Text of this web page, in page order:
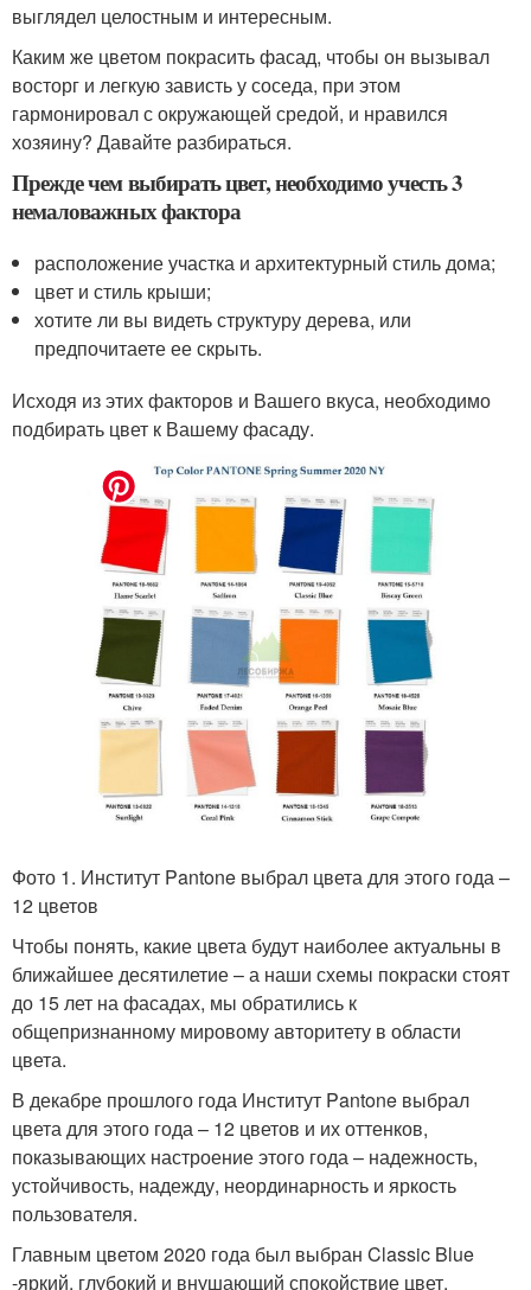
выглядел целостным и интересным.
Каким же цветом покрасить фасад, чтобы он вызывал
восторг и легкую зависть у соседа, при этом
гармонировал с окружающей средой, и нравился
хозяину? Давайте разбираться.
Прежде чем выбирать цвет, необходимо учесть 3
немаловажных фактора
расположение участка и архитектурный стиль дома;
цвет и стиль крыши;
хотите ли вы видеть структуру дерева, или
предпочитаете ее скрыть.
Исходя из этих факторов и Вашего вкуса, необходимо
подбирать цвет к Вашему фасаду.
Фото 1. Институт Pantone выбрал цвета для этого года –
12 цветов
Чтобы понять, какие цвета будут наиболее актуальны в
ближайшее десятилетие – а наши схемы покраски стоят
до 15 лет на фасадах, мы обратились к
общепризнанному мировому авторитету в области
цвета.
В декабре прошлого года Институт Pantone выбрал
цвета для этого года – 12 цветов и их оттенков,
показывающих настроение этого года – надежность,
устойчивость, надежду, неординарность и яркость
пользователя.
Главным цветом 2020 года был выбран Classic Blue
-яркий, глубокий и внушающий спокойствие цвет.